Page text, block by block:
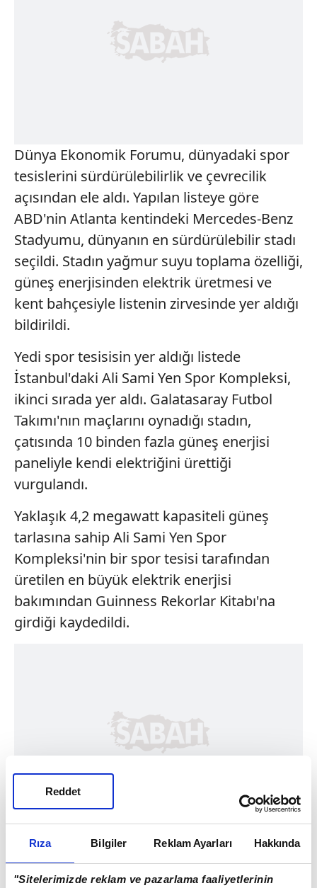
Rıza Bilgiler Reklam Ayarları Hakkında
"Sitelerimizde reklam ve pazarlama faaliyetlerinin
Reddet
Dünya Ekonomik Forumu, dünyadaki spor
tesislerini sürdürülebilirlik ve çevrecilik
açısından ele aldı. Yapılan listeye göre
ABD'nin Atlanta kentindeki Mercedes-Benz
Stadyumu, dünyanın en sürdürülebilir stadı
seçildi. Stadın yağmur suyu toplama özelliği,
güneş enerjisinden elektrik üretmesi ve
kent bahçesiyle listenin zirvesinde yer aldığı
bildirildi.
Yedi spor tesisisin yer aldığı listede
İstanbul'daki Ali Sami Yen Spor Kompleksi,
ikinci sırada yer aldı. Galatasaray Futbol
Takımı'nın maçlarını oynadığı stadın,
çatısında 10 binden fazla güneş enerjisi
paneliyle kendi elektriğini ürettiği
vurgulandı.
Yaklaşık 4,2 megawatt kapasiteli güneş
tarlasına sahip Ali Sami Yen Spor
Kompleksi'nin bir spor tesisi tarafından
üretilen en büyük elektrik enerjisi
bakımından Guinness Rekorlar Kitabı'na
girdiği kaydedildi.